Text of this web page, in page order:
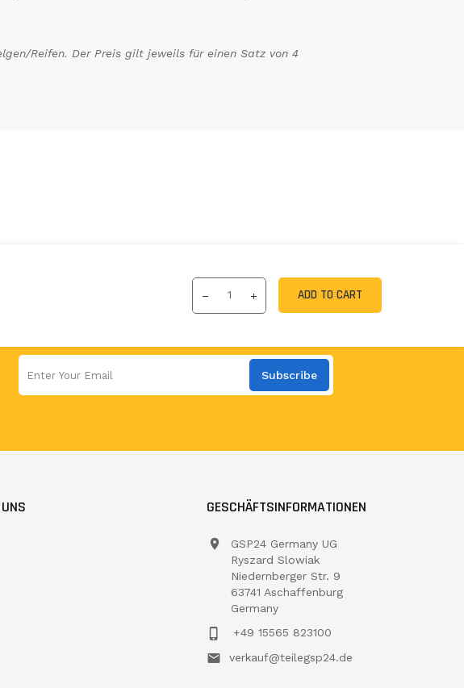
Reifen. Der Preis gilt jeweils für einen Satz von 4
ADD TO CART
Subscribe
GESCHÄFTSINFORMATIONEN
GSP24 Germany UG
Ryszard Slowiak
Niedernberger Str. 9
63741 Aschaffenburg
Germany
+49 15565 823100
verkauf@teilegsp24.de